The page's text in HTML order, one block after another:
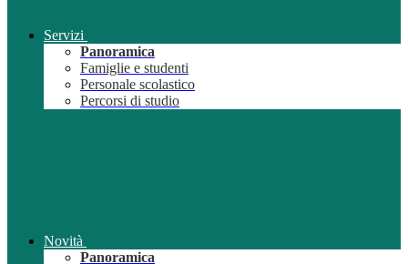
Servizi
Panoramica
Famiglie e studenti
Personale scolastico
Percorsi di studio
Novità
Panoramica